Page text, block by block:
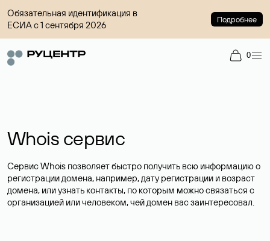
Обязательная идентификация в
ЕСИА с 1 сентября 2026
Подробнее
0
Whois сервис
Сервис Whois позволяет быстро получить всю информацию о
регистрации домена, например, дату регистрации и возраст
домена, или узнать контакты, по которым можно связаться с
организацией или человеком, чей домен вас заинтересовал.